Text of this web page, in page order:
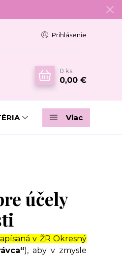
Prihlásenie
0 ks
0,00 €
Viac
účely
v ŽR Okresný
), aby v zmysle